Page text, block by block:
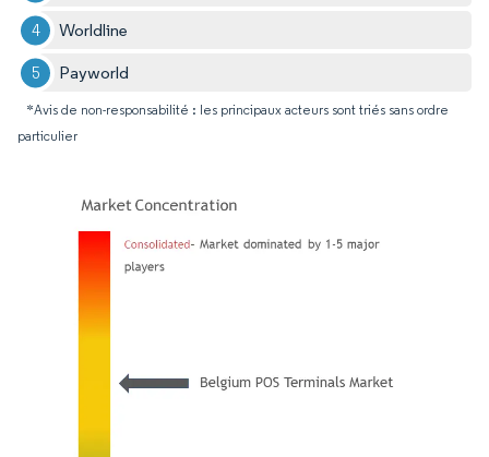
Worldline
Payworld
*Avis de non-responsabilité : les principaux acteurs sont triés sans ordre
particulier